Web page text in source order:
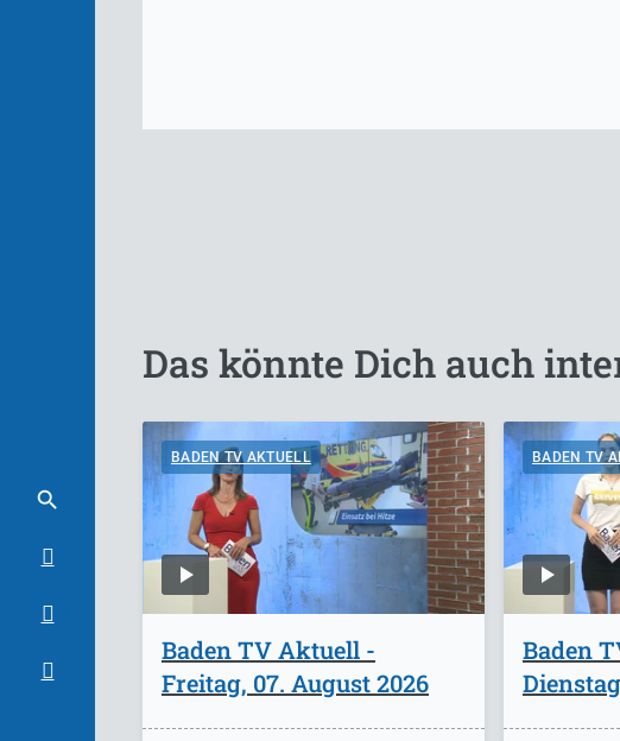
Das könnte Dich auch
BADEN TV AKTUELL
Baden TV Aktuell -
Freitag, 07. August 2026
BADEN TV
Baden